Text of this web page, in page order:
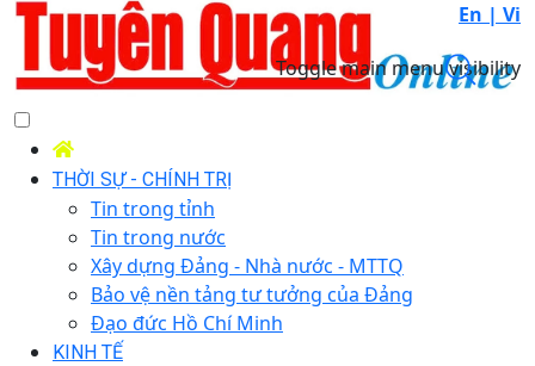
En | Vi
Toggle main menu visibility
THỜI SỰ - CHÍNH TRỊ
Tin trong tỉnh
Tin trong nước
Xây dựng Đảng - Nhà nước - MTTQ
Bảo vệ nền tảng tư tưởng của Đảng
Đạo đức Hồ Chí Minh
KINH TẾ